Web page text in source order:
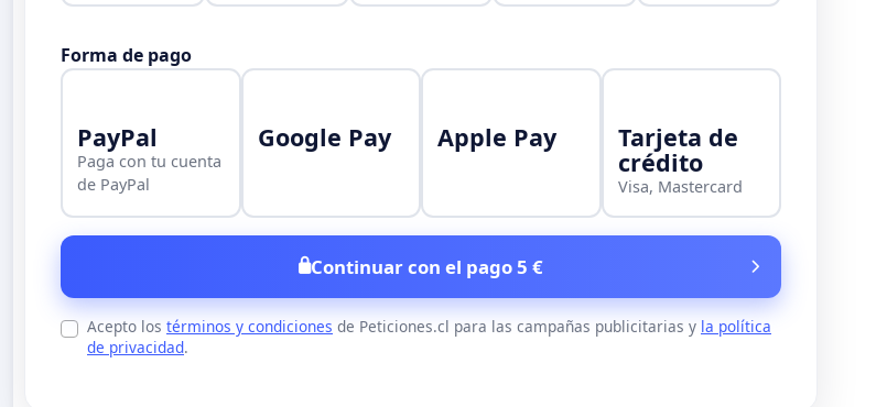
Forma de pago
PayPal
Paga con tu cuenta
de PayPal
Google Pay Apple Pay Tarjeta de
crédito
Visa, Mastercard
Continuar con el pago 5 €
Acepto los términos y condiciones de Peticiones.cl para las campañas publicitarias y la política
de privacidad.